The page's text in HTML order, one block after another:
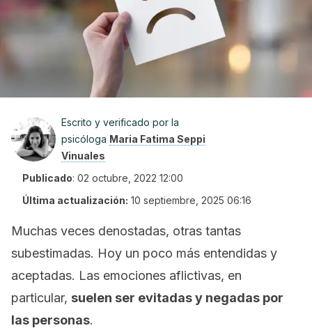
Escrito y verificado por la
psicóloga Maria Fatima Seppi
Vinuales
Publicado: 02 octubre, 2022 12:00
Última actualización: 10 septiembre, 2025 06:16
Muchas veces denostadas, otras tantas
subestimadas. Hoy un poco más entendidas y
aceptadas. Las emociones aflictivas, en
particular, suelen ser evitadas y negadas por
las personas.